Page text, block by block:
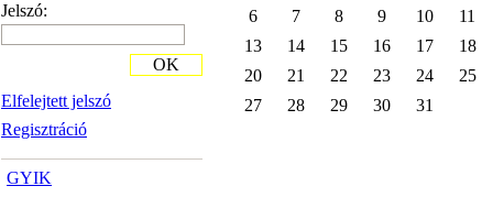
Jelszó:
Elfelejtett jelszó
Regisztráció
OK
GYIK
6
7 8 9 10
11
13
14 15 16 17
18
20
21 22 23 24
25
27
28 29 30 31